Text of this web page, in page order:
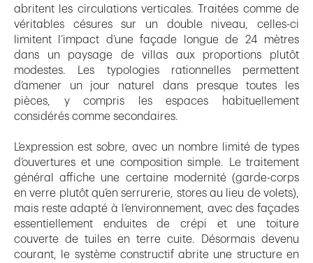
abritent les circulations verticales. Traitées comme de
véritables césures sur un double niveau, celles-ci
limitent l’impact d’une façade longue de 24 mètres
dans un paysage de villas aux proportions plutôt
modestes. Les typologies rationnelles permettent
d’amener un jour naturel dans presque toutes les
pièces, y compris les espaces habituellement
considérés comme secondaires.
L’expression est sobre, avec un nombre limité de types
d’ouvertures et une composition simple. Le traitement
général affiche une certaine modernité (garde-corps
en verre plutôt qu’en serrurerie, stores au lieu de volets),
mais reste adapté à l’environnement, avec des façades
essentiellement enduites de crépi et une toiture
couverte de tuiles en terre cuite. Désormais devenu
courant, le système constructif abrite une structure en